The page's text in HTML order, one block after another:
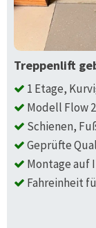
Treppenlift
1 Etage,
Modell Flow
Schienen,
Geprüfte
Montage auf
Fahreinheit